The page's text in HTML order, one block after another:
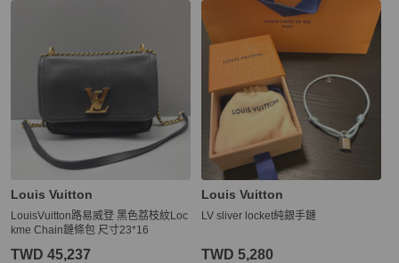
Louis Vuitton
LouisVuitton路易威登 黑色荔枝紋Loc
kme Chain鏈條包 尺寸23*16
TWD 45,237
Louis Vuitton
LV sliver locket純銀手鏈
TWD 5,280